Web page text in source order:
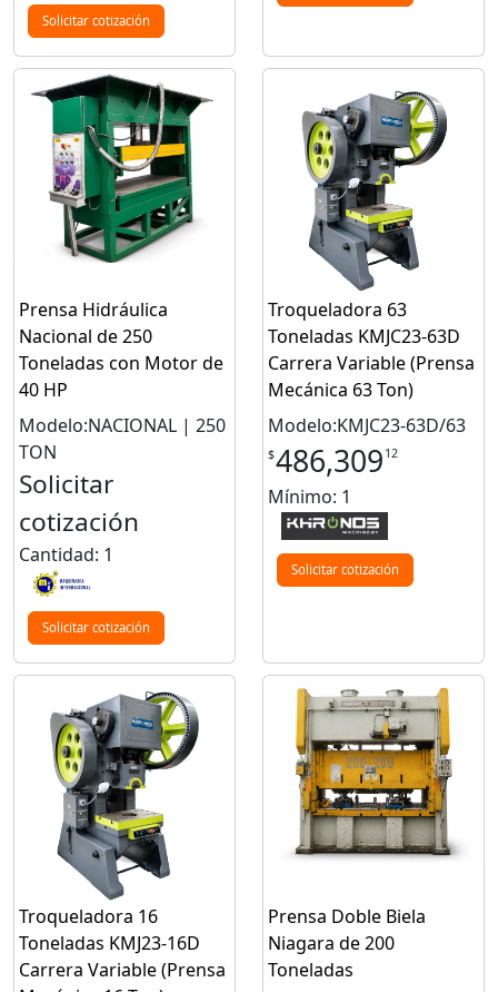
Solicitar cotización
Prensa Hidráulica
Nacional de 250
Toneladas con Motor de
40 HP
Modelo:NACIONAL | 250
TON
Solicitar
cotización
Cantidad: 1
Solicitar cotización
Troqueladora 63
Toneladas KMJC23-63D
Carrera Variable (Prensa
Mecánica 63 Ton)
Modelo:KMJC23-63D/63
$486,309 12
Mínimo: 1
Solicitar cotización
Troqueladora 16
Toneladas KMJ23-16D
Carrera Variable (Prensa
Prensa Doble Biela
Niagara de 200
Toneladas